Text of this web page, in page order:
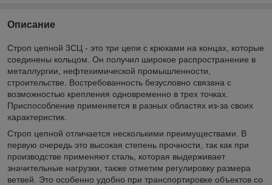
Описание
Строп цепной 3СЦ - это три цепи с крюками на концах, которые
соединены кольцом. Он получил широкое распространение в
металлургии, нефтехимической промышленности,
строительстве. Востребованность безусловно связана с
возможностью крепления одновременно в трех точках.
Приспособление применяется в разных областях из-за своих
характеристик.
Строп цепной отличается несколькими преимуществами. В
первую очередь это высокая степень прочности, так как при
производстве применяют сталь, которая выдерживает
значительные нагрузки, также отметим регулировку размера
ветвей. Это особенно удобно при транспортировке объектов со